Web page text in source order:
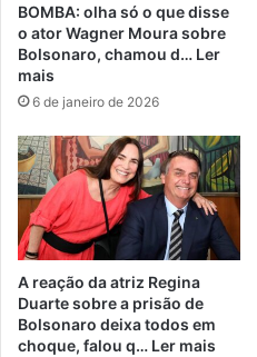
BOMBA: olha só o que disse
o ator Wagner Moura sobre
Bolsonaro, chamou d… Ler
mais
6 de janeiro de 2026
A reação da atriz Regina
Duarte sobre a prisão de
Bolsonaro deixa todos em
choque, falou q… Ler mais